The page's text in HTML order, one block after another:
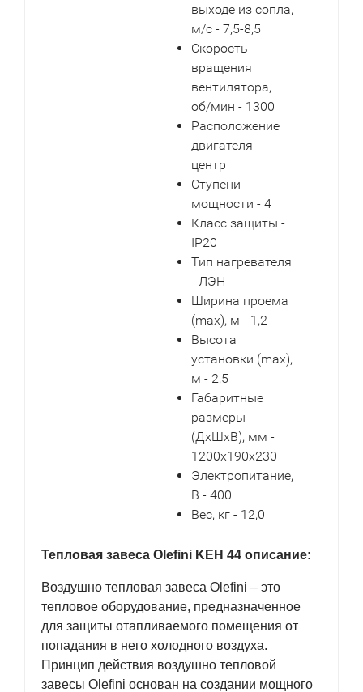
выходе из сопла,
м/с - 7,5-8,5
Скорость
вращения
вентилятора,
об/мин - 1300
Расположение
двигателя -
центр
Ступени
мощности - 4
Класс защиты -
IP20
Тип нагревателя
- ЛЭН
Ширина проема
(max), м - 1,2
Высота
установки (max),
м - 2,5
Габаритные
размеры
(ДxШxВ), мм -
1200x190x230
Электропитание,
В - 400
Вес, кг - 12,0
Тепловая завеса Olefini KEH 44 описание:
Воздушно тепловая завеса Olefini – это
тепловое оборудование, предназначенное
для защиты отапливаемого помещения от
попадания в него холодного воздуха.
Принцип действия воздушно тепловой
завесы Olefini основан на создании мощного